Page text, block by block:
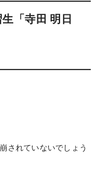
「寺田 明日
されていないでしょう